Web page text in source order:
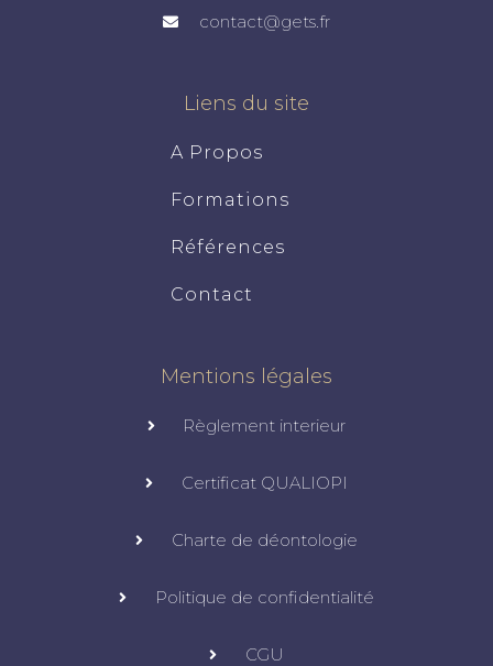
contact@gets.fr
Liens du site
A Propos
Formations
Références
Contact
Mentions légales
Règlement interieur
Certificat QUALIOPI
Charte de déontologie
Politique de confidentialité
CGU